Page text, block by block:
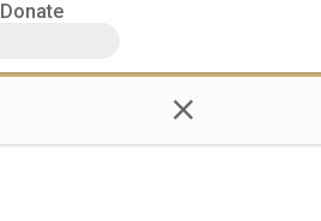
Donate
×